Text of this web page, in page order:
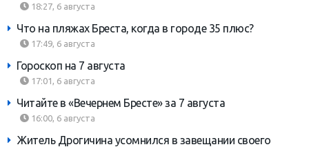
18:27, 6 августа
Что на пляжах Бреста, когда в городе 35 плюс?
17:49, 6 августа
Гороскоп на 7 августа
17:01, 6 августа
Читайте в «Вечернем Бресте» за 7 августа
16:00, 6 августа
Житель Дрогичина усомнился в завещании своего